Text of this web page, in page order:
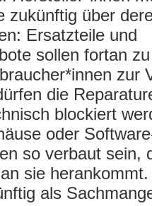
zukünftig über
Ersatzteile und
sollen fortan
zur
die
blockiert
oder
so verbaut sein,
sie
als